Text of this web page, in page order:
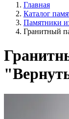
Главная
Каталог
Памятники
Гранитный